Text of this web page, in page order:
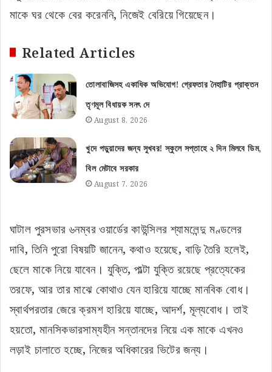
মাকে ঘর থেকে বের করেননি, নিজেই বেরিয়ে গিয়েছেন।
Related Articles
তোলাবাজিসহ একাধিক অভিযোগ! গ্রেফতার নৈহাটির প্রাক্তন
তৃণমূল বিধায়ক সনৎ দে
August 8, 2026
খুদে পড়ুয়াদের জন্য সুখবর! স্কুলে সপ্তাহে ২ দিন মিলবে ডিম,
বিল মেটাবে সরকার
August 7, 2026
ঘাটাল পুরসভার ৬নম্বর ওয়ার্ডের কাউন্সিলর শ্যামলেন্দু মণ্ডলের
দাবি, তিনি পুরো বিষয়টি জানেন, কথাও হয়েছে, বাড়ি তৈরি হলেই,
ছেলে মাকে নিয়ে যাবেন। যুক্তি, পাল্টা যুক্তি রয়েছে প্রত্যেকের
তরফে, আর তার মাঝে কোথাও যেন হারিয়ে যাচ্ছে মানবিক বোধ।
স্বার্থপরতার জেরে ক্রমশ হারিয়ে যাচ্ছে, আদর্শ, মূল্যবোধ। তাই
হয়তো, মানসিকভারসাম্যহীন সন্তানদের নিয়ে এক মাকে এখনও
লড়াই চালাতে হচ্ছে, নিজের অধিকারের ভিটের জন্য।